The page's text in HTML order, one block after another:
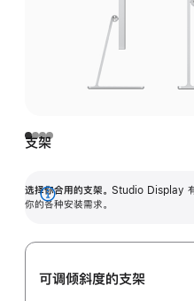
支架
选择你合用的支架。 Studio Display 有
你的各种安装需求。
展
可调倾斜度的支架